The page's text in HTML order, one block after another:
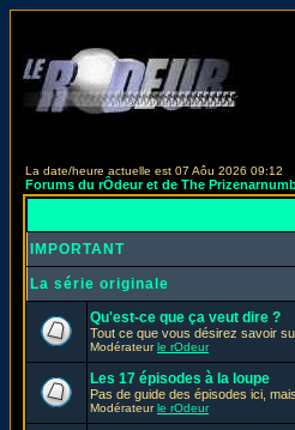
La date/heure actuelle est 07 Aôu 2026 09:12
Forums du rÔdeur et de The
IMPORTANT
La série originale
Qu'est-ce que ça veut dire ?
Tout ce que vous désirez savoir
Modérateurle rOdeur
Les 17 épisodes à la loupe
Pas de guide des épisodes ici,
Modérateurle rOdeur